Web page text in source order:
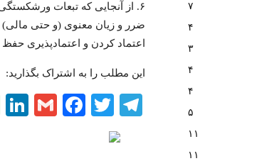
۶. از آنجایی که تبعات
ضرر و زیان معنوی (و حتی
اعتماد کردن و اعتمادپذیری
این مطلب را به اشتراک بگذارید:
Telegram
Twitter
۷
۴
۳
۴
۴
۵
۱۱
۱۱